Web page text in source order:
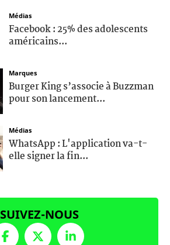
Médias
Facebook : 25% des adolescents
américains...
Marques
Burger King s’associe à Buzzman
pour son lancement...
Médias
WhatsApp : L'application va-t-
elle signer la fin...
SUIVEZ-NOUS